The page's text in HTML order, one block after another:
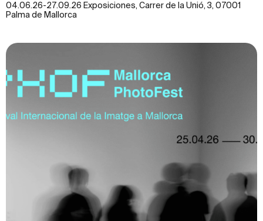
04.06.26-27.09.26 Exposiciones, Carrer de la Unió, 3, 07001
Palma de Mallorca